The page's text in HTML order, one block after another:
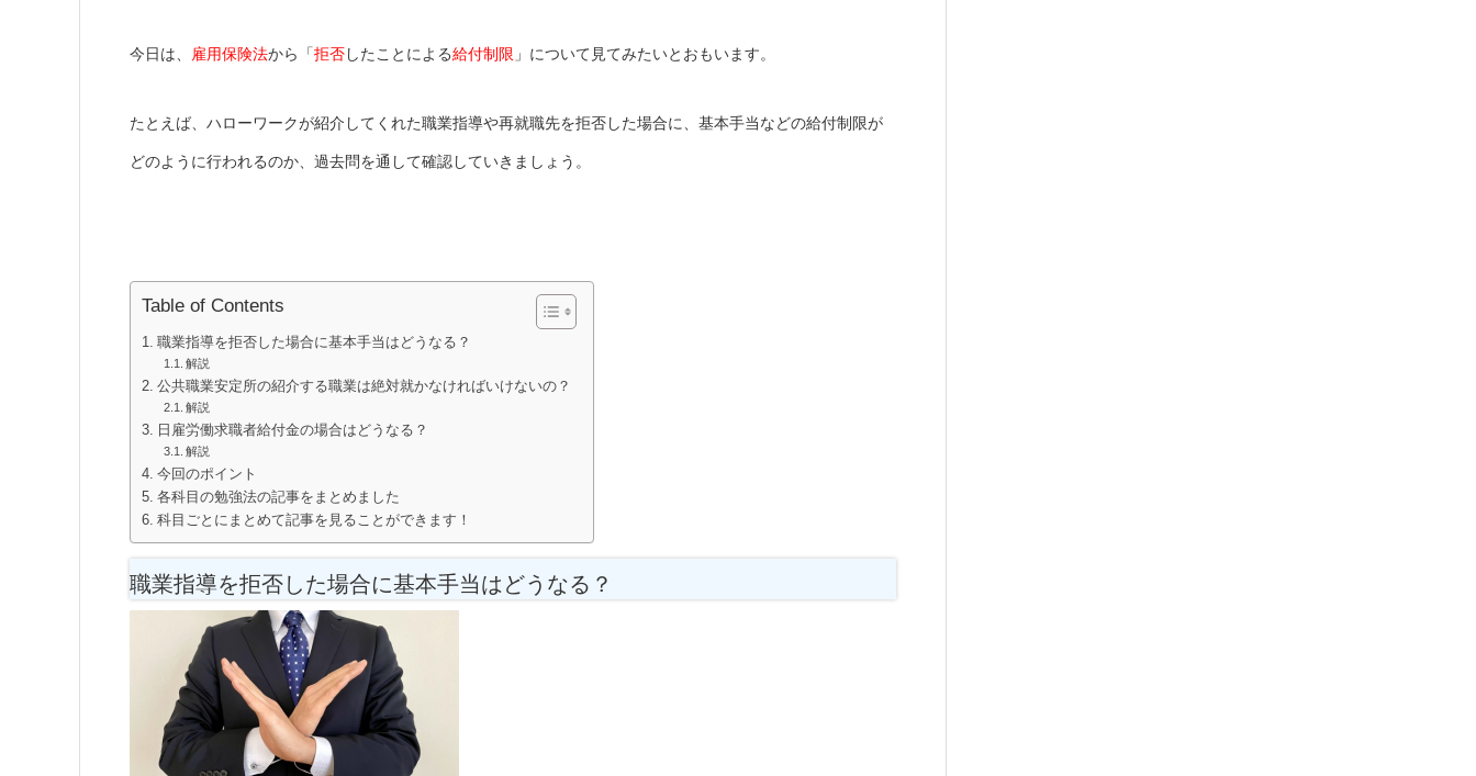
今日は、 雇用保険法から「拒否したことによる給付制限 」について見てみたいとおもいます。
たとえば、ハローワークが紹介してくれた職業指導や再就職先を拒否した場合に、基本手当などの給付制限が
どのように行われるのか、過去問を通して確認していきましょう。
Table of Contents
職業指導を拒否した場合に基本手当はどうなる？
解説
公共職業安定所の紹介する職業は絶対就かなければいけないの？
解説
日雇労働求職者給付金の場合はどうなる？
解説
今回のポイント
各科目の勉強法の記事をまとめました
科目ごとにまとめて記事を見ることができます！
職業指導を拒否した場合に基本手当はどうなる？